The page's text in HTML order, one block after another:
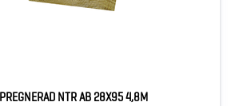
NTR AB 28X95 4,8M